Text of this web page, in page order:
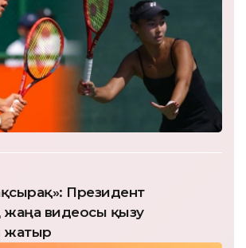
Президент
жаңа видеосы қызу
жатыр